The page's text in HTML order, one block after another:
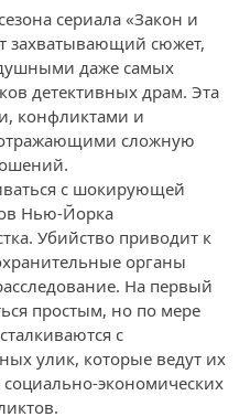
сериала «Закон и
захватывающий сюжет,
даже самых
детективных драм. Эта
конфликтами и
сложную
с шокирующей
Нью-Йорка
Убийство приводит к
органы
На первый
простым, но по мере
с
улик, которые ведут их
экономических